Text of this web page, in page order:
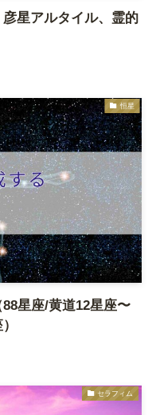
星アルタイル、霊的
恒星
星座/黄道12星座〜
セラフィム